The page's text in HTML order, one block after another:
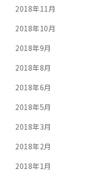
2018年11月
2018年10月
2018年9月
2018年8月
2018年6月
2018年5月
2018年3月
2018年2月
2018年1月